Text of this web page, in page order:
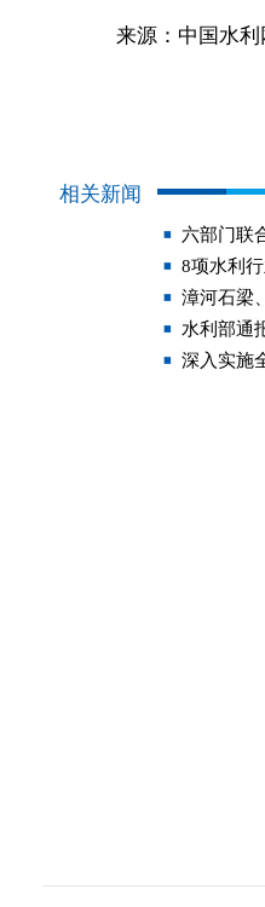
来源：中国水利
相关新闻
六部门联
8项水利
漳河石梁
水利部通
深入实施